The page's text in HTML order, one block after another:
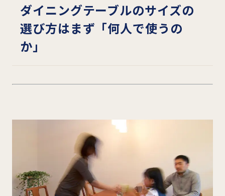
ダイニングテーブルのサイズの
選び方はまず「何人で使うの
か」